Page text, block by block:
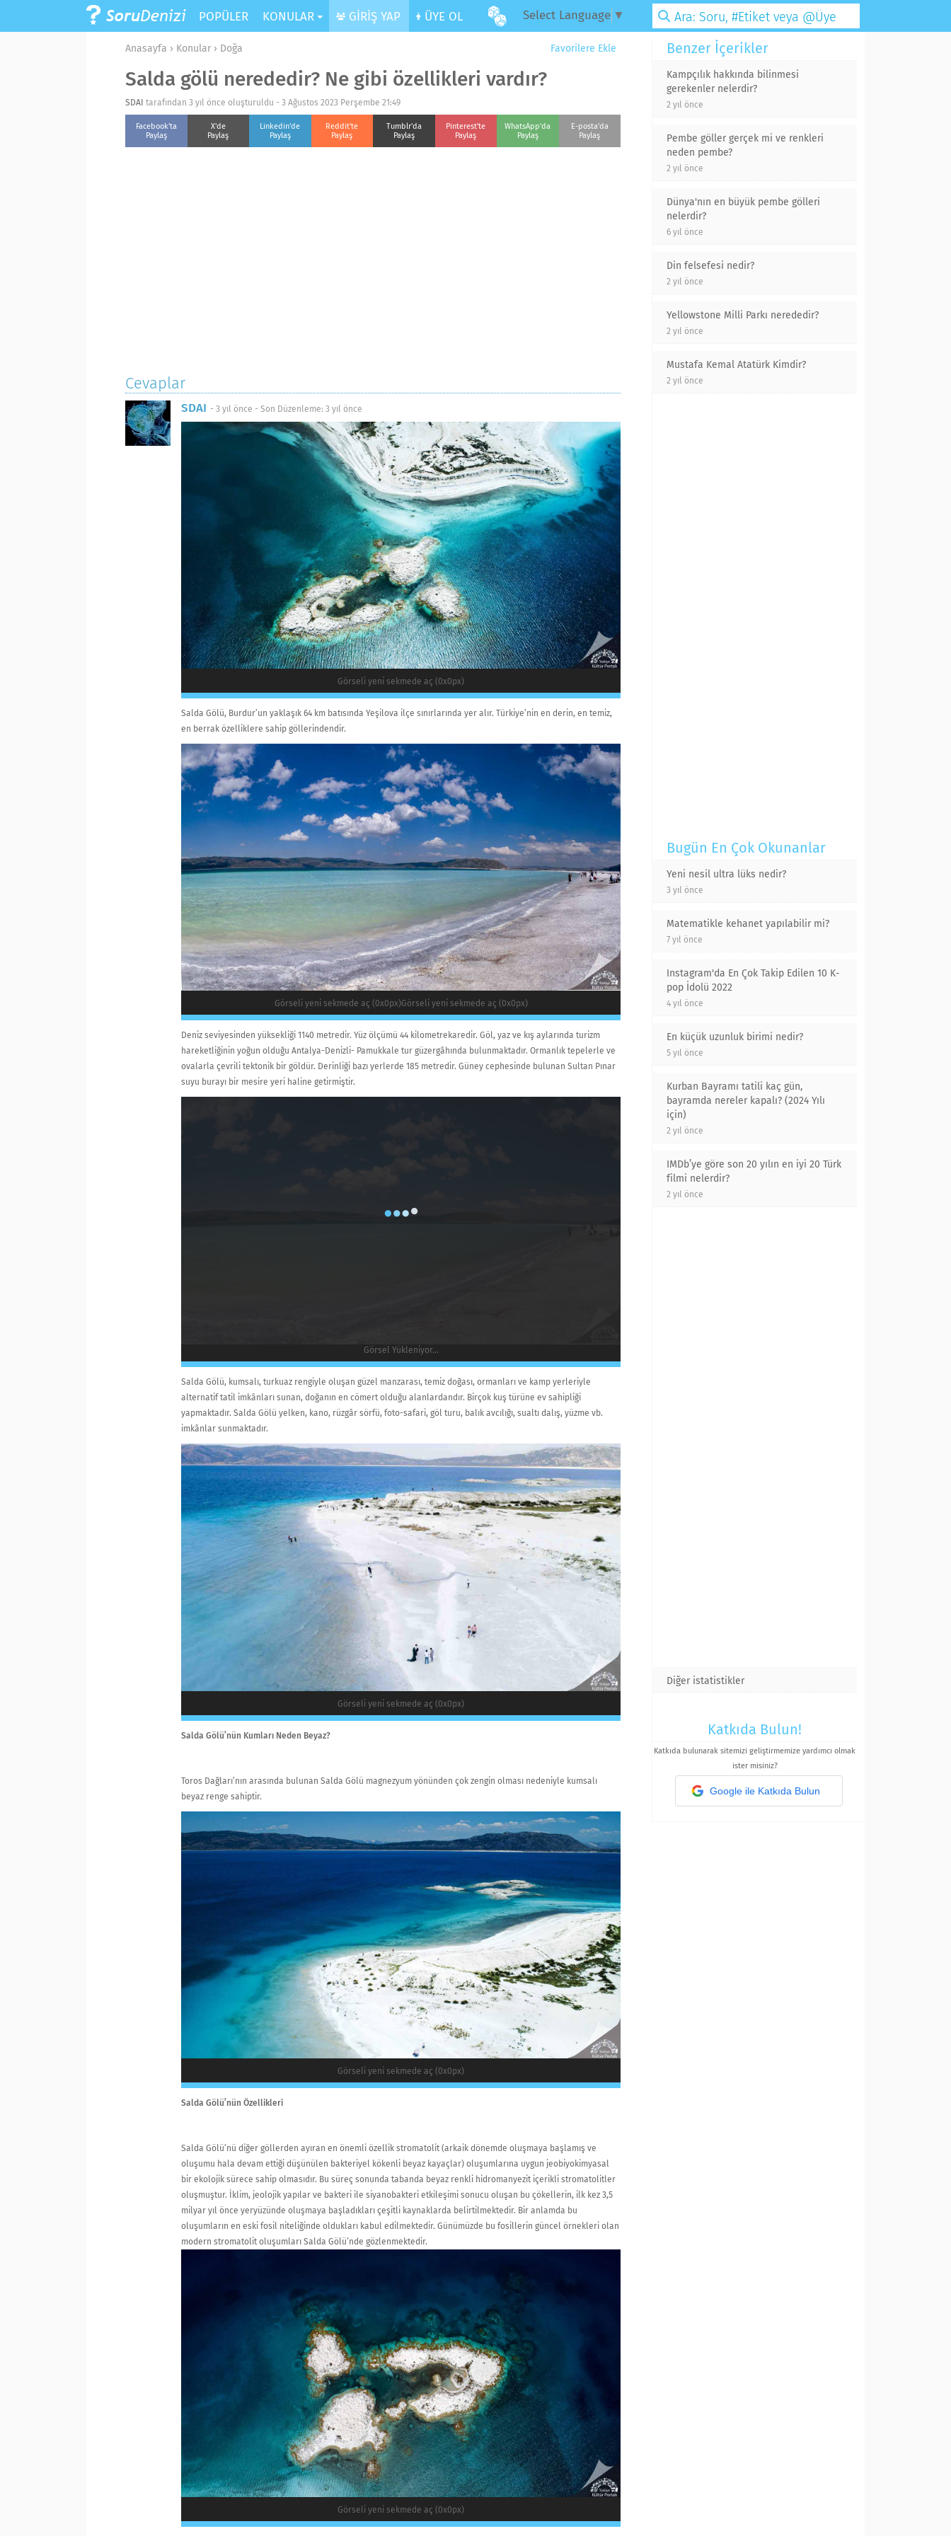
POPÜLER KONULAR GİRİŞ YAP ÜYE OL Select Language ▼
Favorilere Ekle
Anasayfa › Konular › Doğa
Salda gölü nerededir? Ne gibi özellikleri vardır?
SDAI tarafından 3 yıl önce oluşturuldu - 3 Ağustos 2023 Perşembe 21:49
Facebook'ta
Paylaş
X'de
Paylaş
Linkedin'de
Paylaş
Reddit'te
Paylaş
Tumblr'da
Paylaş
Pinterest'te
Paylaş
WhatsApp'da
Paylaş
E-posta'da
Paylaş
Cevaplar
SDAI - 3 yıl önce - Son Düzenleme: 3 yıl önce
Görseli yeni sekmede aç (0x0px)
Salda Gölü, Burdur’un yaklaşık 64 km batısında Yeşilova ilçe sınırlarında yer alır. Türkiye’nin en derin, en temiz,
en berrak özelliklere sahip göllerindendir.
Görseli yeni sekmede aç (0x0px)Görseli yeni sekmede aç (0x0px)
Deniz seviyesinden yüksekliği 1140 metredir. Yüz ölçümü 44 kilometrekaredir. Göl, yaz ve kış aylarında turizm
hareketliğinin yoğun olduğu Antalya-Denizli- Pamukkale tur güzergâhında bulunmaktadır. Ormanlık tepelerle ve
ovalarla çevrili tektonik bir göldür. Derinliği bazı yerlerde 185 metredir. Güney cephesinde bulunan Sultan Pınar
suyu burayı bir mesire yeri haline getirmiştir.
Görsel Yükleniyor...
Salda Gölü, kumsalı, turkuaz rengiyle oluşan güzel manzarası, temiz doğası, ormanları ve kamp yerleriyle
alternatif tatil imkânları sunan, doğanın en cömert olduğu alanlardandır. Birçok kuş türüne ev sahipliği
yapmaktadır. Salda Gölü yelken, kano, rüzgâr sörfü, foto-safari, göl turu, balık avcılığı, sualtı dalış, yüzme vb.
imkânlar sunmaktadır.
Görseli yeni sekmede aç (0x0px)
Salda Gölü’nün Kumları Neden Beyaz?
Toros Dağları’nın arasında bulunan Salda Gölü magnezyum yönünden çok zengin olması nedeniyle kumsalı
beyaz renge sahiptir.
Görseli yeni sekmede aç (0x0px)
Salda Gölü’nün Özellikleri
Salda Gölü’nü diğer göllerden ayıran en önemli özellik stromatolit (arkaik dönemde oluşmaya başlamış ve
oluşumu hala devam ettiği düşünülen bakteriyel kökenli beyaz kayaçlar) oluşumlarına uygun jeobiyokimyasal
bir ekolojik sürece sahip olmasıdır. Bu süreç sonunda tabanda beyaz renkli hidromanyezit içerikli stromatolitler
oluşmuştur. İklim, jeolojik yapılar ve bakteri ile siyanobakteri etkileşimi sonucu oluşan bu çökellerin, ilk kez 3,5
milyar yıl önce yeryüzünde oluşmaya başladıkları çeşitli kaynaklarda belirtilmektedir. Bir anlamda bu
oluşumların en eski fosil niteliğinde oldukları kabul edilmektedir. Günümüzde bu fosillerin güncel örnekleri olan
modern stromatolit oluşumları Salda Gölü’nde gözlenmektedir.
Görseli yeni sekmede aç (0x0px)
Benzer İçerikler
Kampçılık hakkında bilinmesi
gerekenler nelerdir?
2 yıl önce
Pembe göller gerçek mi ve renkleri
neden pembe?
2 yıl önce
Dünya'nın en büyük pembe gölleri
nelerdir?
6 yıl önce
Din felsefesi nedir?
2 yıl önce
Yellowstone Milli Parkı nerededir?
2 yıl önce
Mustafa Kemal Atatürk Kimdir?
2 yıl önce
Bugün En Çok Okunanlar
Yeni nesil ultra lüks nedir?
3 yıl önce
Matematikle kehanet yapılabilir mi?
7 yıl önce
Instagram'da En Çok Takip Edilen 10 K-
pop İdolü 2022
4 yıl önce
En küçük uzunluk birimi nedir?
5 yıl önce
Kurban Bayramı tatili kaç gün,
bayramda nereler kapalı? (2024 Yılı
için)
2 yıl önce
IMDb’ye göre son 20 yılın en iyi 20 Türk
filmi nelerdir?
2 yıl önce
Diğer istatistikler
Katkıda Bulun!
Katkıda bulunarak sitemizi geliştirmemize yardımcı olmak
ister misiniz?
Google ile Katkıda Bulun